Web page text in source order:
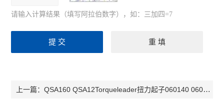
请输入计算结果（填写阿拉伯数字），如：三加四=7
上一篇：QSA160 QSA12Torqueleader扭力起子060140 060240 060120 060220